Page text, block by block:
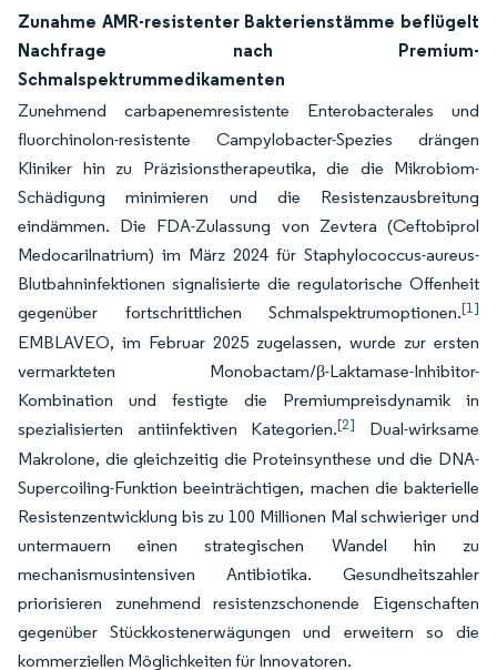
Zunahme AMR-resistenter Bakterienstämme beflügelt
Nachfrage nach Premium-
Schmalspektrummedikamenten
Zunehmend carbapenemresistente Enterobacterales und
fluorchinolon-resistente Campylobacter-Spezies drängen
Kliniker hin zu Präzisionstherapeutika, die die Mikrobiom-
Schädigung minimieren und die Resistenzausbreitung
eindämmen. Die FDA-Zulassung von Zevtera (Ceftobiprol
Medocarilnatrium) im März 2024 für Staphylococcus-aureus-
Blutbahninfektionen signalisierte die regulatorische Offenheit
gegenüber fortschrittlichen Schmalspektrumoptionen.[1]
EMBLAVEO, im Februar 2025 zugelassen, wurde zur ersten
vermarkteten Monobactam/β-Laktamase-Inhibitor-
Kombination und festigte die Premiumpreisdynamik in
spezialisierten antiinfektiven Kategorien.[2]
Dual-wirksame
Makrolone, die gleichzeitig die Proteinsynthese und die DNA-
Supercoiling-Funktion beeinträchtigen, machen die bakterielle
Resistenzentwicklung bis zu 100 Millionen Mal schwieriger und
untermauern einen strategischen Wandel hin zu
mechanismusintensiven Antibiotika. Gesundheitszahler
priorisieren zunehmend resistenzschonende Eigenschaften
gegenüber Stückkostenerwägungen und erweitern so die
kommerziellen Möglichkeiten für Innovatoren.